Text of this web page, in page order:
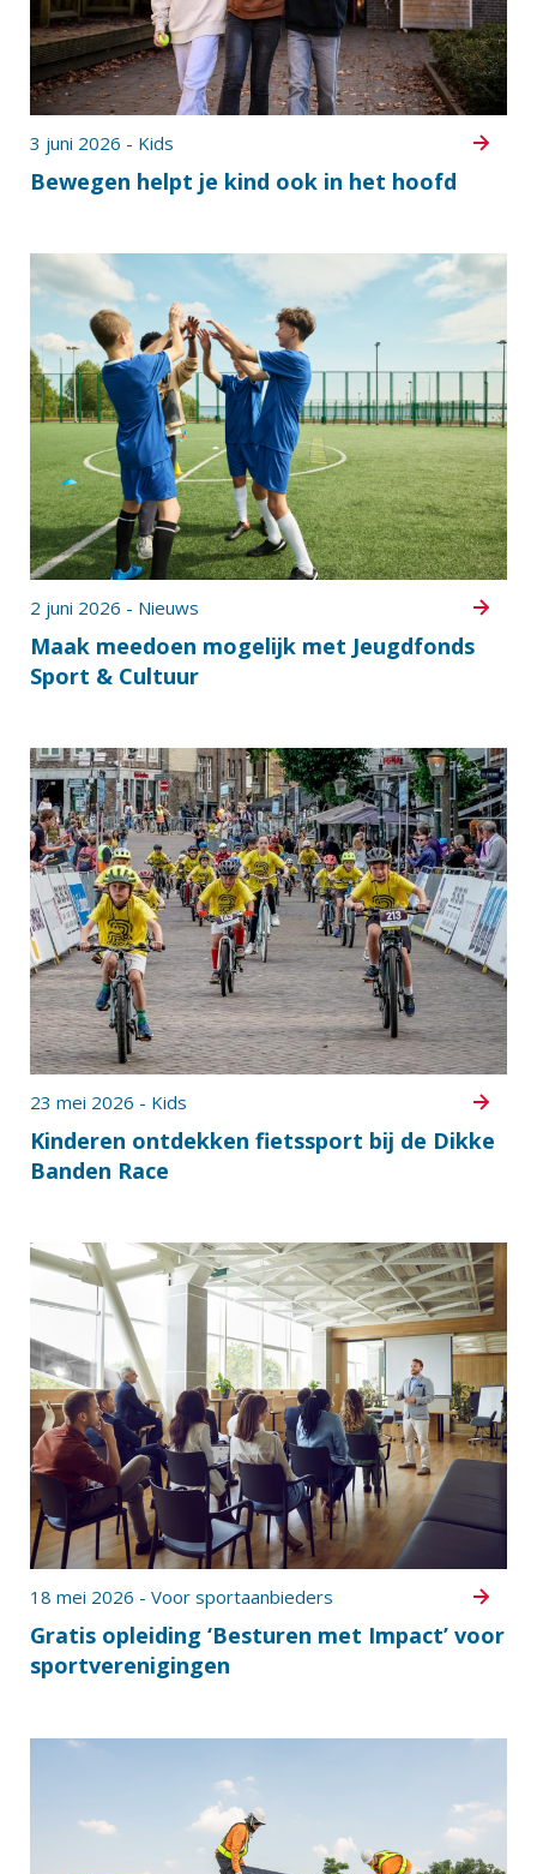
Bewegen helpt je kind ook in het hoofd
3 juni 2026 - Kids
Maak meedoen mogelijk met Jeugdfonds
Sport & Cultuur
2 juni 2026 - Nieuws
Kinderen ontdekken fietssport bij de Dikke
Banden Race
23 mei 2026 - Kids
Gratis opleiding ‘Besturen met Impact’ voor
sportverenigingen
18 mei 2026 - Voor sportaanbieders